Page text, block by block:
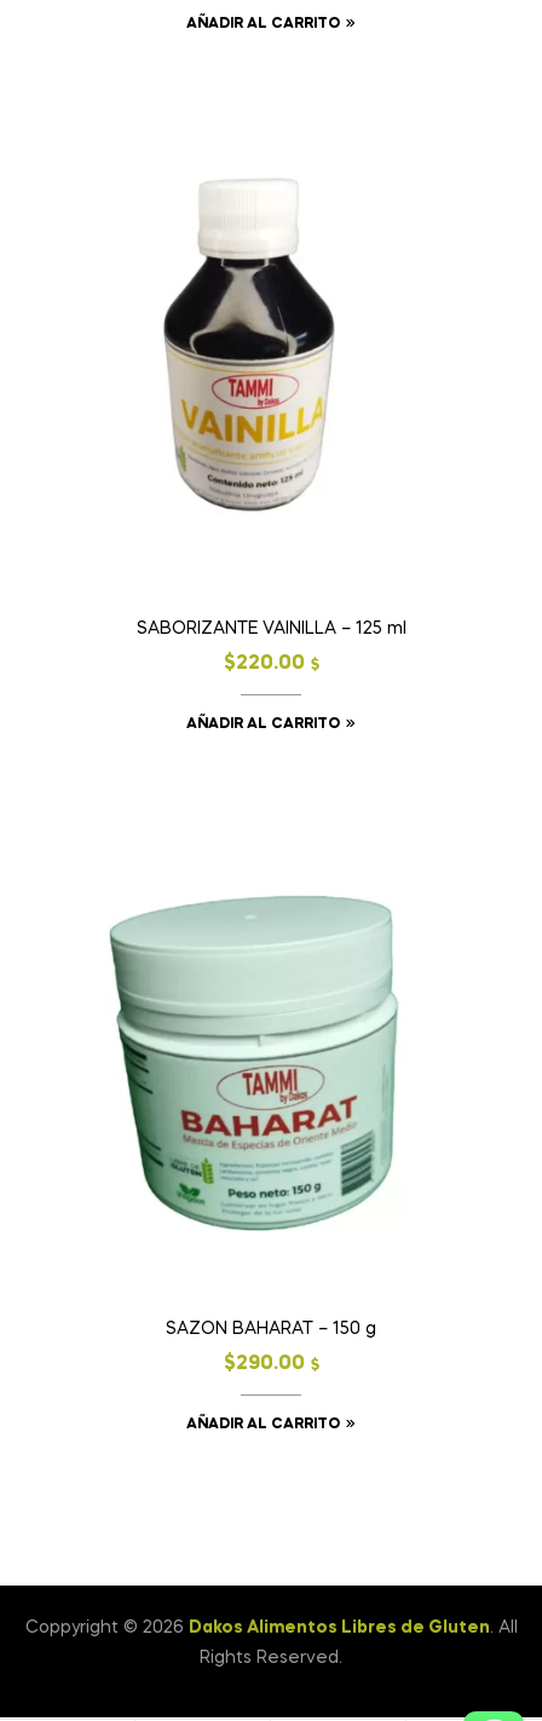
AÑADIR AL CARRITO
SABORIZANTE VAINILLA – 125 ml
$220.00 $
AÑADIR AL CARRITO
SAZON BAHARAT – 150 g
$290.00 $
AÑADIR AL CARRITO
Coppyright © 2026 Dakos Alimentos Libres de Gluten. All
Rights Reserved.